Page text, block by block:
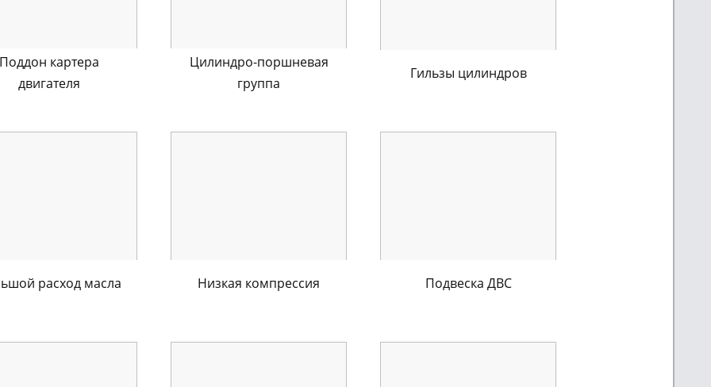
Поддон картера
двигателя
Цилиндро-поршневая
группа
Гильзы цилиндров
расход масла Низкая компрессия Подвеска ДВС